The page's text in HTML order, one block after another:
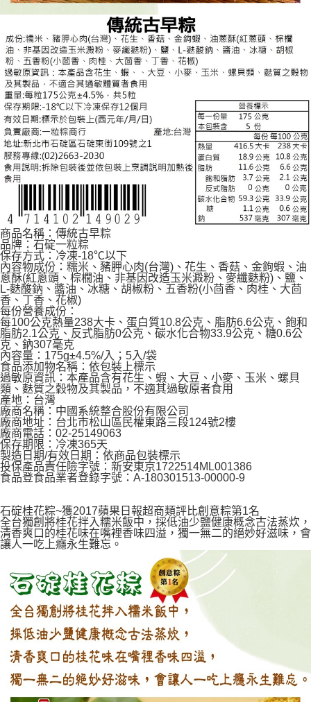
商品名稱：傳統古早粽
品牌：石碇一粒粽
保存方式：冷凍-18℃以下
內容物成份：糯米、豬胛心肉(台灣)、花生、香菇、金鉤蝦、油
蔥酥(紅蔥頭、棕櫚油、非基因改造玉米澱粉、麥纖麩粉)、鹽、
L-麩酸鈉、醬油、冰糖、胡椒粉、五香粉(小茴香、肉桂、大茴
香、丁香、花椒)
每份營養成份：
每100公克熱量238大卡、蛋白質10.8公克、脂肪6.6公克、飽和
脂肪2.1公克、反式脂肪0公克、碳水化合物33.9公克、糖0.6公
克、鈉307毫克
內容量：175g±4.5%/入；5入/袋
食品添加物名稱：依包裝上標示
過敏原資訊：本產品含有花生、蝦、大豆、小麥、玉米、螺貝
類、麩質之穀物及其製品，不適其過敏原者食用
產地：台灣
廠商名稱：中國系統整合股份有限公司
廠商地址：台北市松山區民權東路三段124號2樓
廠商電話：02-25149063
保存期限：冷凍365天
製造日期/有效日期：依商品包裝標示
投保產品責任險字號：新安東京1722514ML001386
食品登食品業者登錄字號：A-180301513-00000-9
石碇桂花粽~獲2017蘋果日報超商類評比創意粽第1名
全台獨創將桂花拌入糯米飯中，採低油少鹽健康概念古法蒸炊，
清香爽口的桂花味在嘴裡香味四溢，獨一無二的絕妙好滋味，會
讓人一吃上癮永生難忘。